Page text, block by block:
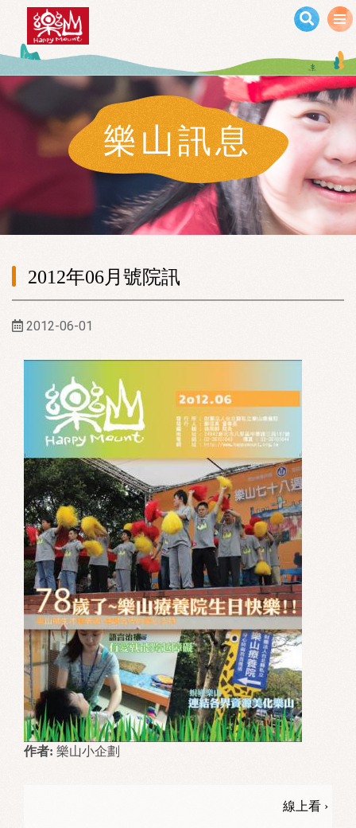
移至主內容
樂山訊息
2012年06月號院訊
2012-06-01
作者: 樂山小企劃
線上看 ›